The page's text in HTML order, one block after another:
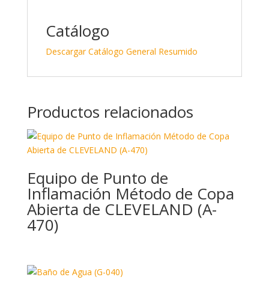
Catálogo
Descargar Catálogo General Resumido
Productos relacionados
Equipo de Punto de
Inflamación Método de Copa
Abierta de CLEVELAND (A-
470)